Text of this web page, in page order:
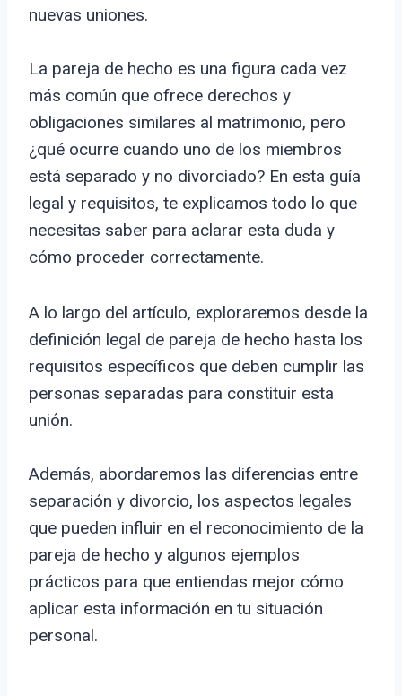
nuevas uniones.
La pareja de hecho es una figura cada vez
más común que ofrece derechos y
obligaciones similares al matrimonio, pero
¿qué ocurre cuando uno de los miembros
está separado y no divorciado? En esta guía
legal y requisitos, te explicamos todo lo que
necesitas saber para aclarar esta duda y
cómo proceder correctamente.
A lo largo del artículo, exploraremos desde la
definición legal de pareja de hecho hasta los
requisitos específicos que deben cumplir las
personas separadas para constituir esta
unión.
Además, abordaremos las diferencias entre
separación y divorcio, los aspectos legales
que pueden influir en el reconocimiento de la
pareja de hecho y algunos ejemplos
prácticos para que entiendas mejor cómo
aplicar esta información en tu situación
personal.